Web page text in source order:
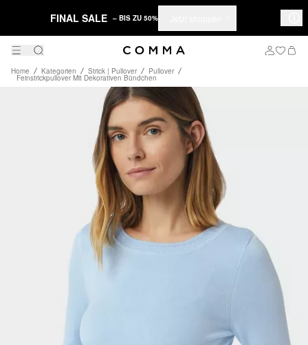
FINAL SALE – BIS ZU 50%
Home Kategorien Strick | Pullover Pullover
Feinstrickpullover Mit Dekorativen Bündchen